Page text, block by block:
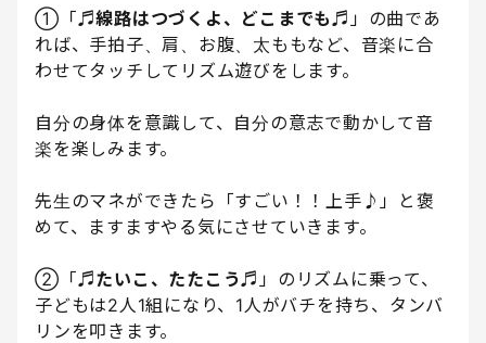
①「♬線路はつづくよ、どこまでも♬ 」の曲であ
れば、手拍子、肩、お腹、太ももなど、音楽に合
わせてタッチしてリズム遊びをします。
自分の身体を意識して、自分の意志で動かして音
楽を楽しみます。
先生のマネができたら「すごい！！上手♪」と褒
めて、ますますやる気にさせていきます。
②「♬たいこ、たたこう♬ 」のリズムに乗って、
子どもは2人1組になり、1人がバチを持ち、タンバ
リンを叩きます。